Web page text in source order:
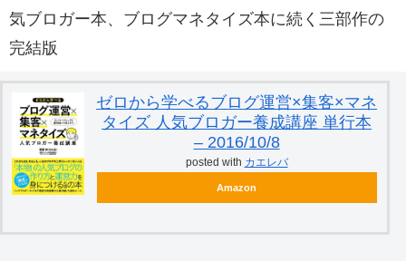
気ブロガー本、ブログマネタイズ本に続く三部作の
完結版
ゼロから学べるブログ運営×集客×マネ
タイズ 人気ブロガー養成講座 単行本
– 2016/10/8
posted with カエレバ
Amazon